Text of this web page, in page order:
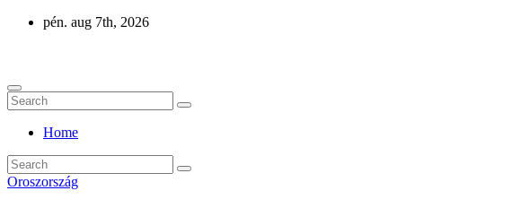
Skip
pén. aug 7th, 2026
Home
Oroszország